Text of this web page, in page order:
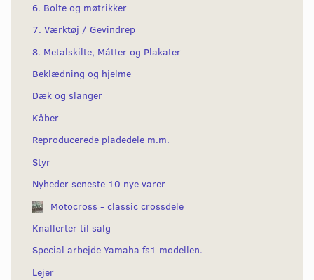
6. Bolte og møtrikker
7. Værktøj / Gevindrep
8. Metalskilte, Måtter og Plakater
Beklædning og hjelme
Dæk og slanger
Kåber
Reproducerede pladedele m.m.
Styr
Nyheder seneste 10 nye varer
Motocross - classic crossdele
Knallerter til salg
Special arbejde Yamaha fs1 modellen.
Lejer